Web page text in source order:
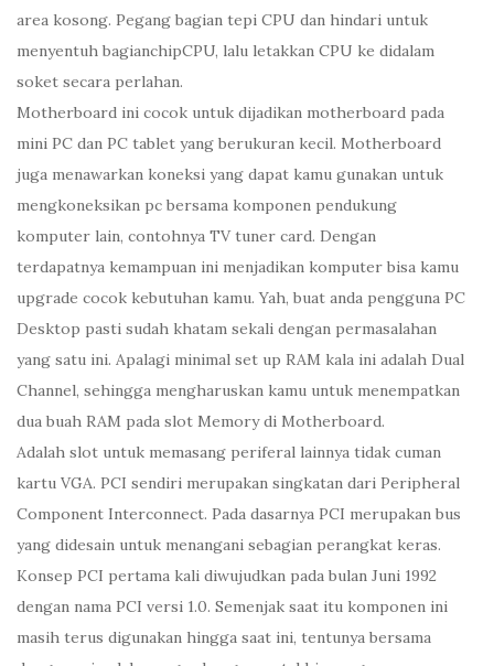
area kosong. Pegang bagian tepi CPU dan hindari untuk
menyentuh bagianchipCPU, lalu letakkan CPU ke didalam
soket secara perlahan.
Motherboard ini cocok untuk dijadikan motherboard pada
mini PC dan PC tablet yang berukuran kecil. Motherboard
juga menawarkan koneksi yang dapat kamu gunakan untuk
mengkoneksikan pc bersama komponen pendukung
komputer lain, contohnya TV tuner card. Dengan
terdapatnya kemampuan ini menjadikan komputer bisa kamu
upgrade cocok kebutuhan kamu. Yah, buat anda pengguna PC
Desktop pasti sudah khatam sekali dengan permasalahan
yang satu ini. Apalagi minimal set up RAM kala ini adalah Dual
Channel, sehingga mengharuskan kamu untuk menempatkan
dua buah RAM pada slot Memory di Motherboard.
Adalah slot untuk memasang periferal lainnya tidak cuman
kartu VGA. PCI sendiri merupakan singkatan dari Peripheral
Component Interconnect. Pada dasarnya PCI merupakan bus
yang didesain untuk menangani sebagian perangkat keras.
Konsep PCI pertama kali diwujudkan pada bulan Juni 1992
dengan nama PCI versi 1.0. Semenjak saat itu komponen ini
masih terus digunakan hingga saat ini, tentunya bersama